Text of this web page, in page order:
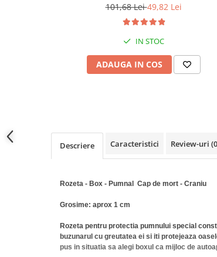
Produse si dispozitive ajutatoare
Cutite & seturi de cutite
Accesorii gratar
Accesorii mese si scaune
Articole bucatarie
Articole Craciun
Ascutitoare si seturi de ascutire
Corpuri de iluminat
101,68 Lei49,82 Lei
IN STOC
ADAUGA IN COS
Descriere Caracteristici Review-uri
Rozeta - Box - Pumnal Cap de mort - Craniu
Grosime: aprox 1 cm
Rozeta pentru protectia pumnului special
buzunarul cu greutatea ei si iti protejeaza
pus in situatia sa alegi boxul ca mijloc de